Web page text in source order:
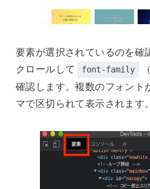
要素が選択されているのを
クロールして
font-family
確認します。複数のフォン
マで区切られて表示されます。